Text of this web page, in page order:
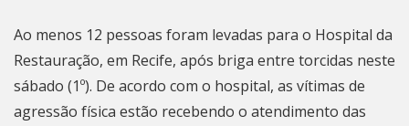
Ao menos 12 pessoas foram levadas para o Hospital da
Restauração, em Recife, após briga entre torcidas neste
sábado (1º). De acordo com o hospital, as vítimas de
agressão física estão recebendo o atendimento das